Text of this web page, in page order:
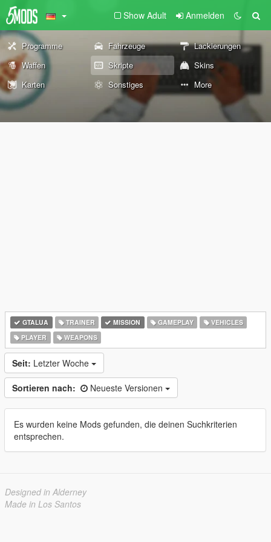
Show Adult Anmelden
Programme Fahrzeuge
Lackierungen
Waffen
Skripte
Skins
Karten
Sonstiges More
GTALUA TRAINER MISSION GAMEPLAY
VEHICLES
PLAYER
WEAPONS
Seit: Letzter Woche
Sortieren nach: Neueste Versionen
Es wurden keine Mods gefunden, die deinen Suchkriterien
entsprechen.
Designed in Alderney
Made in Los Santos